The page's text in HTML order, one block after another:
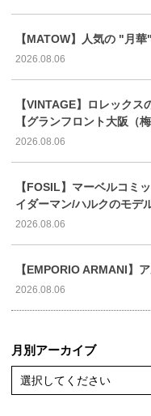
【MATOW】人気の "月華
2026.08.06
【VINTAGE】ロレックス
【グランフロント大阪（梅
2026.08.06
【FOSIL】マーベルコミ
イダーマン/ハルクのモデ
2026.08.06
【EMPORIO ARMANI】
2026.08.06
月別アーカイブ
選択してください